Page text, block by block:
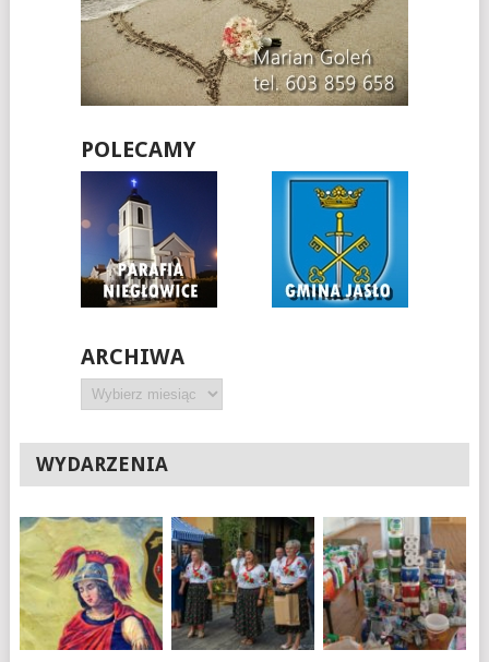
POLECAMY
ARCHIWA
Archiwa
WYDARZENIA